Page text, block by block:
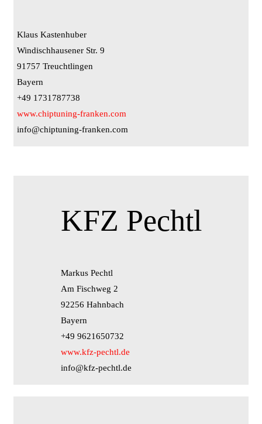
Klaus Kastenhuber
Windischhausener Str. 9
91757 Treuchtlingen
Bayern
+49 1731787738
www.chiptuning-franken.com
info@chiptuning-franken.com
KFZ Pechtl
Markus Pechtl
Am Fischweg 2
92256 Hahnbach
Bayern
+49 9621650732
www.kfz-pechtl.de
info@kfz-pechtl.de